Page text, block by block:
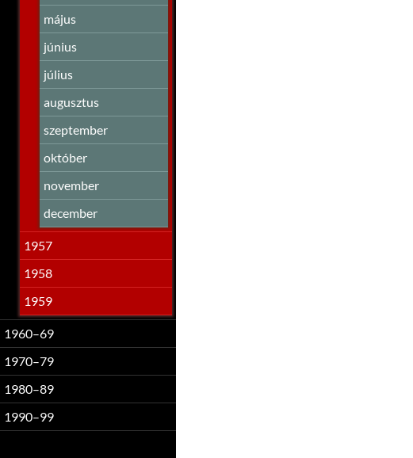
május
június
július
augusztus
szeptember
október
november
december
1957
1958
1959
1960–69
1970–79
1980–89
1990–99